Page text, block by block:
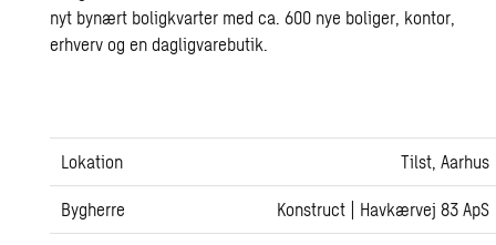
nyt bynært boligkvarter med ca. 600 nye boliger, kontor,
erhverv og en dagligvarebutik.
Lokation Tilst, Aarhus
Bygherre Konstruct | Havkærvej 83 ApS